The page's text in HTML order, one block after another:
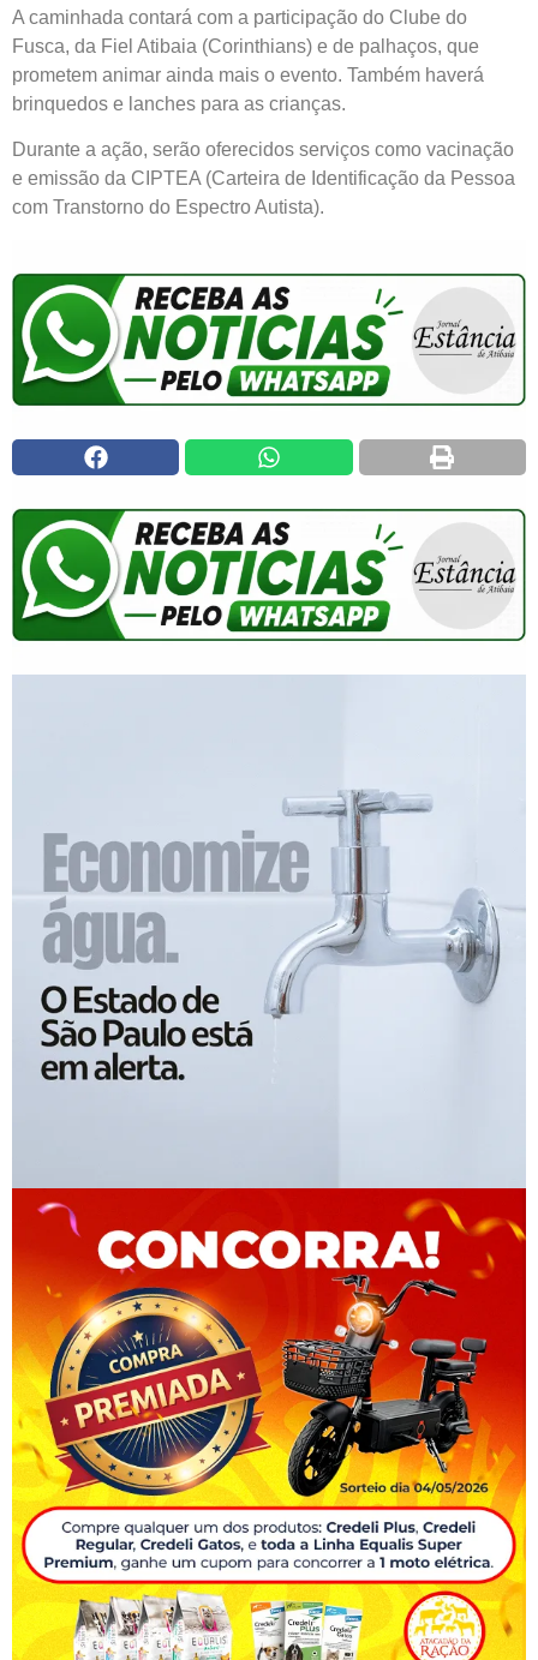
A caminhada contará com a participação do Clube do
Fusca, da Fiel Atibaia (Corinthians) e de palhaços, que
prometem animar ainda mais o evento. Também haverá
brinquedos e lanches para as crianças.
Durante a ação, serão oferecidos serviços como vacinação
e emissão da CIPTEA (Carteira de Identificação da Pessoa
com Transtorno do Espectro Autista).